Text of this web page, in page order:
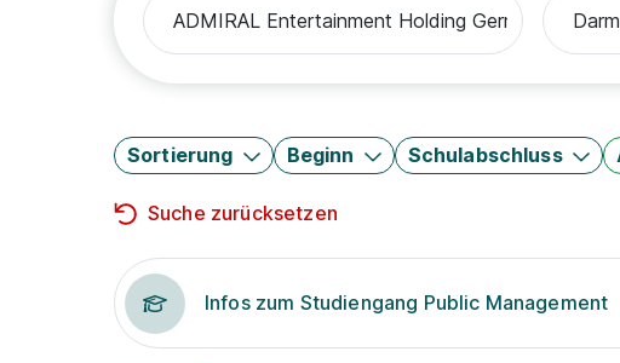
Sortierung Beginn Schulabschluss
Suche zurücksetzen
Infos zum Studiengang Public Management